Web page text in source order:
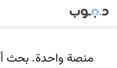
منصة واحدة. بحث